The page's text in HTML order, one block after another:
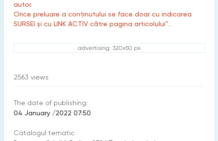
autor.
Orice preluare a conținutului se face doar cu indicarea
SURSEI și cu LINK ACTIV către pagina articolului”.
advertising: 320x50 px
2563 views
The date of publishing:
04 January /2022 07:50
Catalogul tematic